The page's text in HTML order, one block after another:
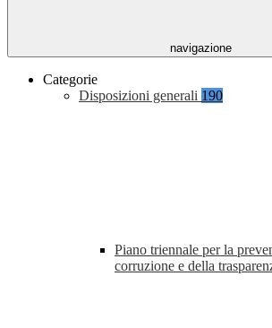
navigazione
Categorie
Disposizioni generali 190
Piano triennale per la
corruzione e della